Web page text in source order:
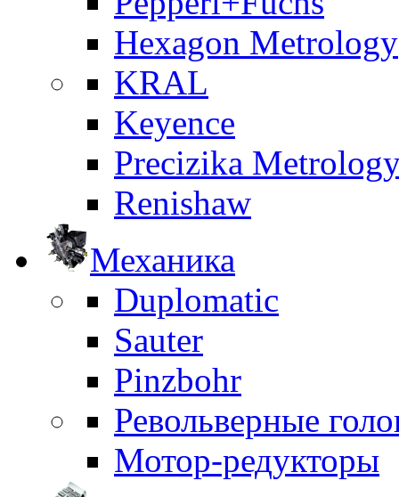
Hexagon Metrology
KRAL
Keyence
Precizika
Renishaw
Механика
Duplomatic
Sauter
Pinzbohr
Револьверные
Мотор-редукторы